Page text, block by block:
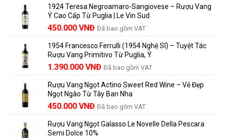
và
những
người
vang
nên
biết
Dẫn
Lưu
Trữ
Và
Thành
là:
858.000 VNĐ.
tại
là:
780.000 VNĐ.
1924 Teresa Negroamaro-Sangiovese – Rượu Vang
Ý Cao Cấp Từ Puglia | Le Vin Sud
Giá
là:
495.000 VNĐ.
450.000 VNĐ Giá
tại
là:
450.000 VNĐ.
Đã bao gồm VAT
1954 Francesco Ferrulli (1954 Nghệ Sĩ) – Tuyệt Tác
Rượu Vang Primitivo Từ Puglia, Ý
Giá
là:
1.529.000 VNĐ.
1.390.000 VNĐ Giá
tại
là:
1.390.000 VNĐ.
Đã bao gồm VAT
Rượu Vang Ngọt Actino Sweet Red Wine – Vẻ Đẹp
Ngọt Ngào Từ Tây Ban Nha
450.000 VNĐ Đã bao gồm VAT
Rượu Vang Ngọt Galasso Le Novelle Della Pescara
Semi Dolce 10%